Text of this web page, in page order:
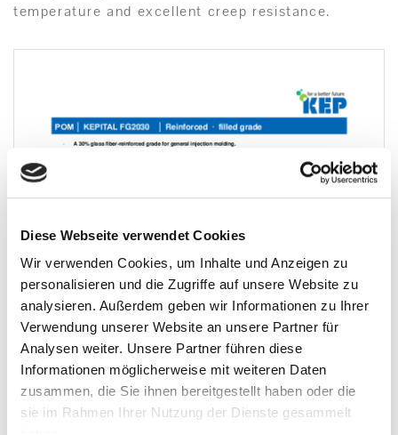
Diese Webseite verwendet Cookies
Wir verwenden Cookies, um Inhalte und Anzeigen zu
personalisieren und die Zugriffe auf unsere Website zu
analysieren. Außerdem geben wir Informationen zu Ihrer
Verwendung unserer Website an unsere Partner für
Analysen weiter. Unsere Partner führen diese
Informationen möglicherweise mit weiteren Daten
zusammen, die Sie ihnen bereitgestellt haben oder die
sie im Rahmen Ihrer Nutzung der Dienste gesammelt
temperature and excellent creep resistance.